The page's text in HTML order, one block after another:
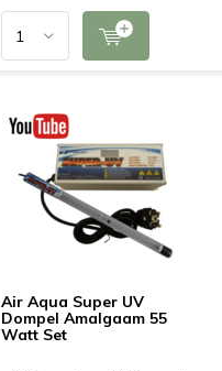
Air Aqua Super UV
Dompel Amalgaam 55
Watt Set